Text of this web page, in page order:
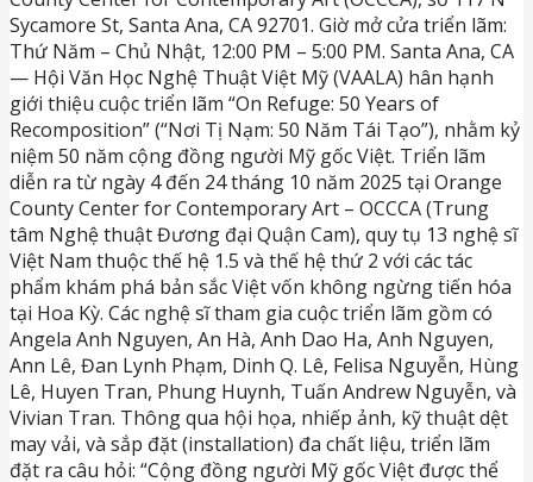
Sycamore St, Santa Ana, CA 92701. Giờ mở cửa triển lãm:
Thứ Năm – Chủ Nhật, 12:00 PM – 5:00 PM. Santa Ana, CA
— Hội Văn Học Nghệ Thuật Việt Mỹ (VAALA) hân hạnh
giới thiệu cuộc triển lãm “On Refuge: 50 Years of
Recomposition” (“Nơi Tị Nạm: 50 Năm Tái Tạo”), nhằm kỷ
niệm 50 năm cộng đồng người Mỹ gốc Việt. Triển lãm
diễn ra từ ngày 4 đến 24 tháng 10 năm 2025 tại Orange
County Center for Contemporary Art – OCCCA (Trung
tâm Nghệ thuật Đương đại Quận Cam), quy tụ 13 nghệ sĩ
Việt Nam thuộc thế hệ 1.5 và thế hệ thứ 2 với các tác
phẩm khám phá bản sắc Việt vốn không ngừng tiến hóa
tại Hoa Kỳ. Các nghệ sĩ tham gia cuộc triển lãm gồm có
Angela Anh Nguyen, An Hà, Anh Dao Ha, Anh Nguyen,
Ann Lê, Đan Lynh Phạm, Dinh Q. Lê, Felisa Nguyễn, Hùng
Lê, Huyen Tran, Phung Huynh, Tuấn Andrew Nguyễn, và
Vivian Tran. Thông qua hội họa, nhiếp ảnh, kỹ thuật dệt
may vải, và sắp đặt (installation) đa chất liệu, triển lãm
đặt ra câu hỏi: “Cộng đồng người Mỹ gốc Việt được thể